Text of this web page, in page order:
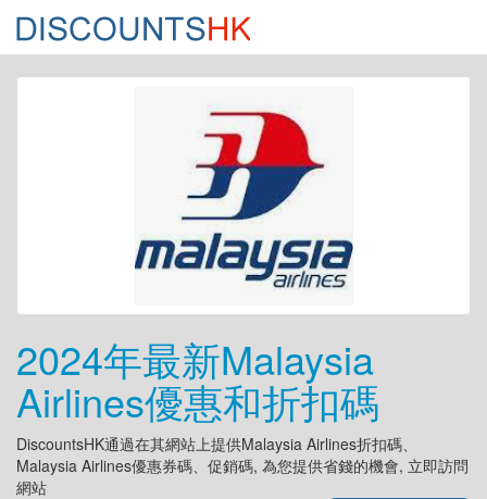
2024年最新Malaysia
Airlines優惠和折扣碼
DiscountsHK通過在其網站上提供Malaysia Airlines折扣碼、
Malaysia Airlines優惠券碼、促銷碼, 為您提供省錢的機會, 立即訪問
網站